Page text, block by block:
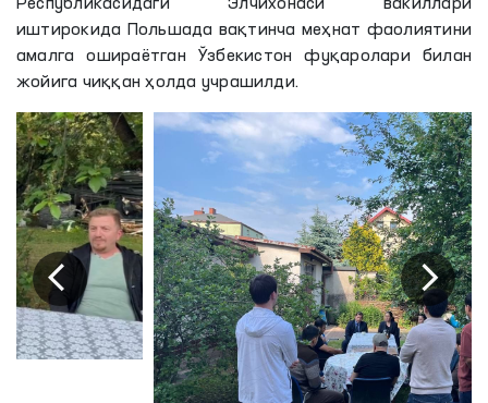
Республикасидаги Элчихонаси вакиллари
иштирокида Польшада вақтинча меҳнат фаолиятини
амалга ошираётган Ўзбекистон фуқаролари билан
жойига чиққан ҳолда учрашилди.